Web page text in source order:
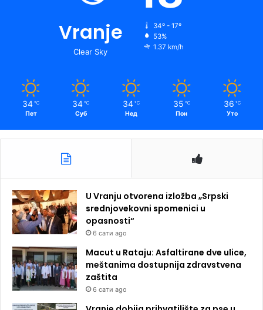
Vranje
Clear Sky
34º - 17º
53%
1.37 km/h
34 ℃
Пет
34 ℃
Суб
34 ℃
Нед
35 ℃
Пон
36 ℃
Уто
U Vranju otvorena izložba „Srpski
srednjovekovni spomenici u
opasnosti“
6 сати ago
Macut u Rataju: Asfaltirane dve ulice,
meštanima dostupnija zdravstvena
zaštita
6 сати ago